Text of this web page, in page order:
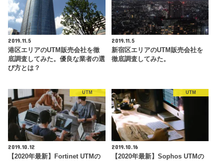
2019.11.5
港区エリアのUTM販売会社を徹
底調査してみた。優良な業者の選
び方とは？
2019.11.5
新宿区エリアのUTM販売会社を
徹底調査してみた。
UTM
2019.10.12
【2020年最新】Fortinet UTMの
UTM
2019.10.16
【2020年最新】Sophos UTMの